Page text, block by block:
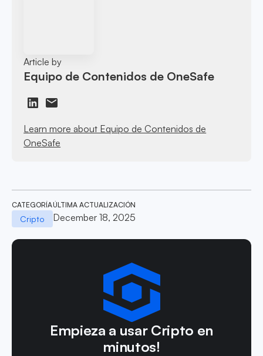
Article by
Equipo de Contenidos de OneSafe
Learn more about Equipo de Contenidos de
OneSafe
CATEGORÍA
Cripto
ÚLTIMA ACTUALIZACIÓN
December 18, 2025
Empieza a usar Cripto en
minutos!